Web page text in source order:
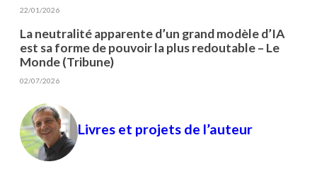
22/01/2026
La neutralité apparente d’un grand modèle d’IA
est sa forme de pouvoir la plus redoutable – Le
Monde (Tribune)
02/07/2026
Livres et projets de l’auteur